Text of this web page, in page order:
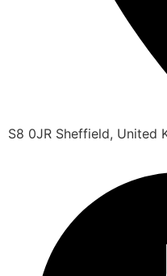
S8 0JR Sheffield, United